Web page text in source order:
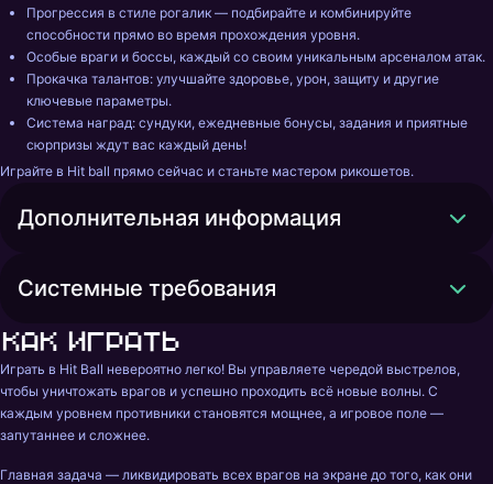
Прогрессия в стиле рогалик — подбирайте и комбинируйте
способности прямо во время прохождения уровня.
Особые враги и боссы, каждый со своим уникальным арсеналом атак.
Прокачка талантов: улучшайте здоровье, урон, защиту и другие
ключевые параметры.
Система наград: сундуки, ежедневные бонусы, задания и приятные
сюрпризы ждут вас каждый день!
Играйте в Hit ball прямо сейчас и станьте мастером рикошетов.
Дополнительная информация
Системные требования
Как играть
Играть в Hit Ball невероятно легко! Вы управляете чередой выстрелов,
чтобы уничтожать врагов и успешно проходить всё новые волны. С
каждым уровнем противники становятся мощнее, а игровое поле —
запутаннее и сложнее.
Главная задача — ликвидировать всех врагов на экране до того, как они